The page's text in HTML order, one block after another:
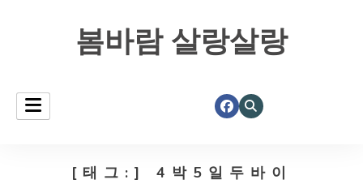
봄바람 살랑살랑
[태그:] 4박5일두바이